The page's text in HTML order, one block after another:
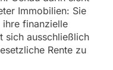
Immobilien: Sie
finanzielle
sich ausschließlich
Rente zu